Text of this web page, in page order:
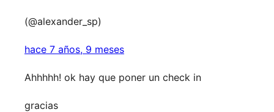
(@alexander_sp)
hace 7 años, 9 meses
Ahhhhh! ok hay que poner un check in
gracias